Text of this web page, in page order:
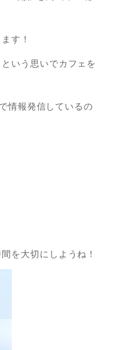
す！
という思いでカフェを
情報発信しているの
を大切にしようね！